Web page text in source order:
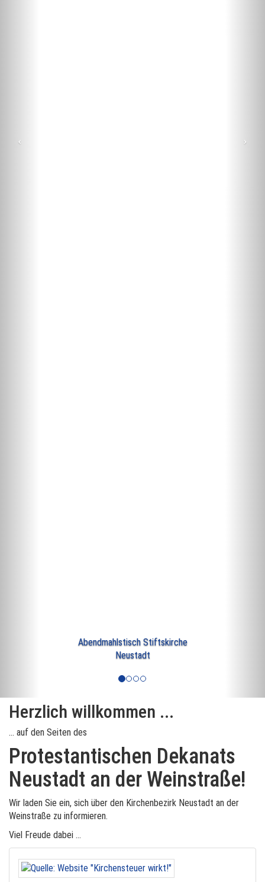
Abendmahlstisch Stiftskirche
Neustadt
Herzlich willkommen ...
... auf den Seiten des
Protestantischen Dekanats
Neustadt an der Weinstraße!
Wir laden Sie ein, sich über den Kirchenbezirk Neustadt an der
Weinstraße zu informieren.
Viel Freude dabei …